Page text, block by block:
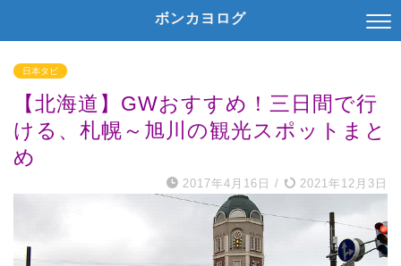
ボンカヨログ
日本タビ
【北海道】GWおすすめ！三日間で行
ける、札幌～旭川の観光スポットまと
め
2017年4月16日 / 2021年12月3日